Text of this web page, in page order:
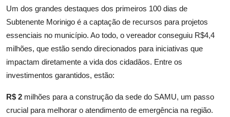
Um dos grandes destaques dos primeiros 100 dias de
Subtenente Morinigo é a captação de recursos para projetos
essenciais no município. Ao todo, o vereador conseguiu R$4,4
milhões, que estão sendo direcionados para iniciativas que
impactam diretamente a vida dos cidadãos. Entre os
investimentos garantidos, estão:
R$ 2 milhões para a construção da sede do SAMU, um passo
crucial para melhorar o atendimento de emergência na região.